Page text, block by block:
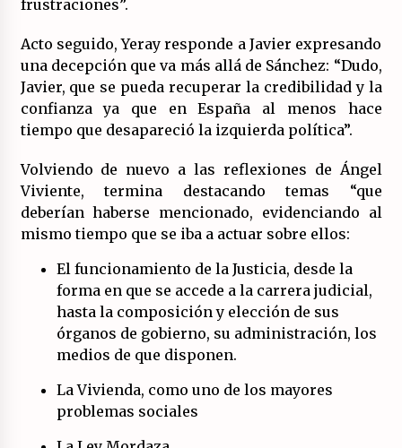
frustraciones”.
Acto seguido, Yeray responde a Javier expresando
una decepción que va más allá de Sánchez: “Dudo,
Javier, que se pueda recuperar la credibilidad y la
confianza ya que en España al menos hace
tiempo que desapareció la izquierda política”.
Volviendo de nuevo a las reflexiones de Ángel
Viviente, termina destacando temas “que
deberían haberse mencionado, evidenciando al
mismo tiempo que se iba a actuar sobre ellos:
El funcionamiento de la Justicia, desde la
forma en que se accede a la carrera judicial,
hasta la composición y elección de sus
órganos de gobierno, su administración, los
medios de que disponen.
La Vivienda, como uno de los mayores
problemas sociales